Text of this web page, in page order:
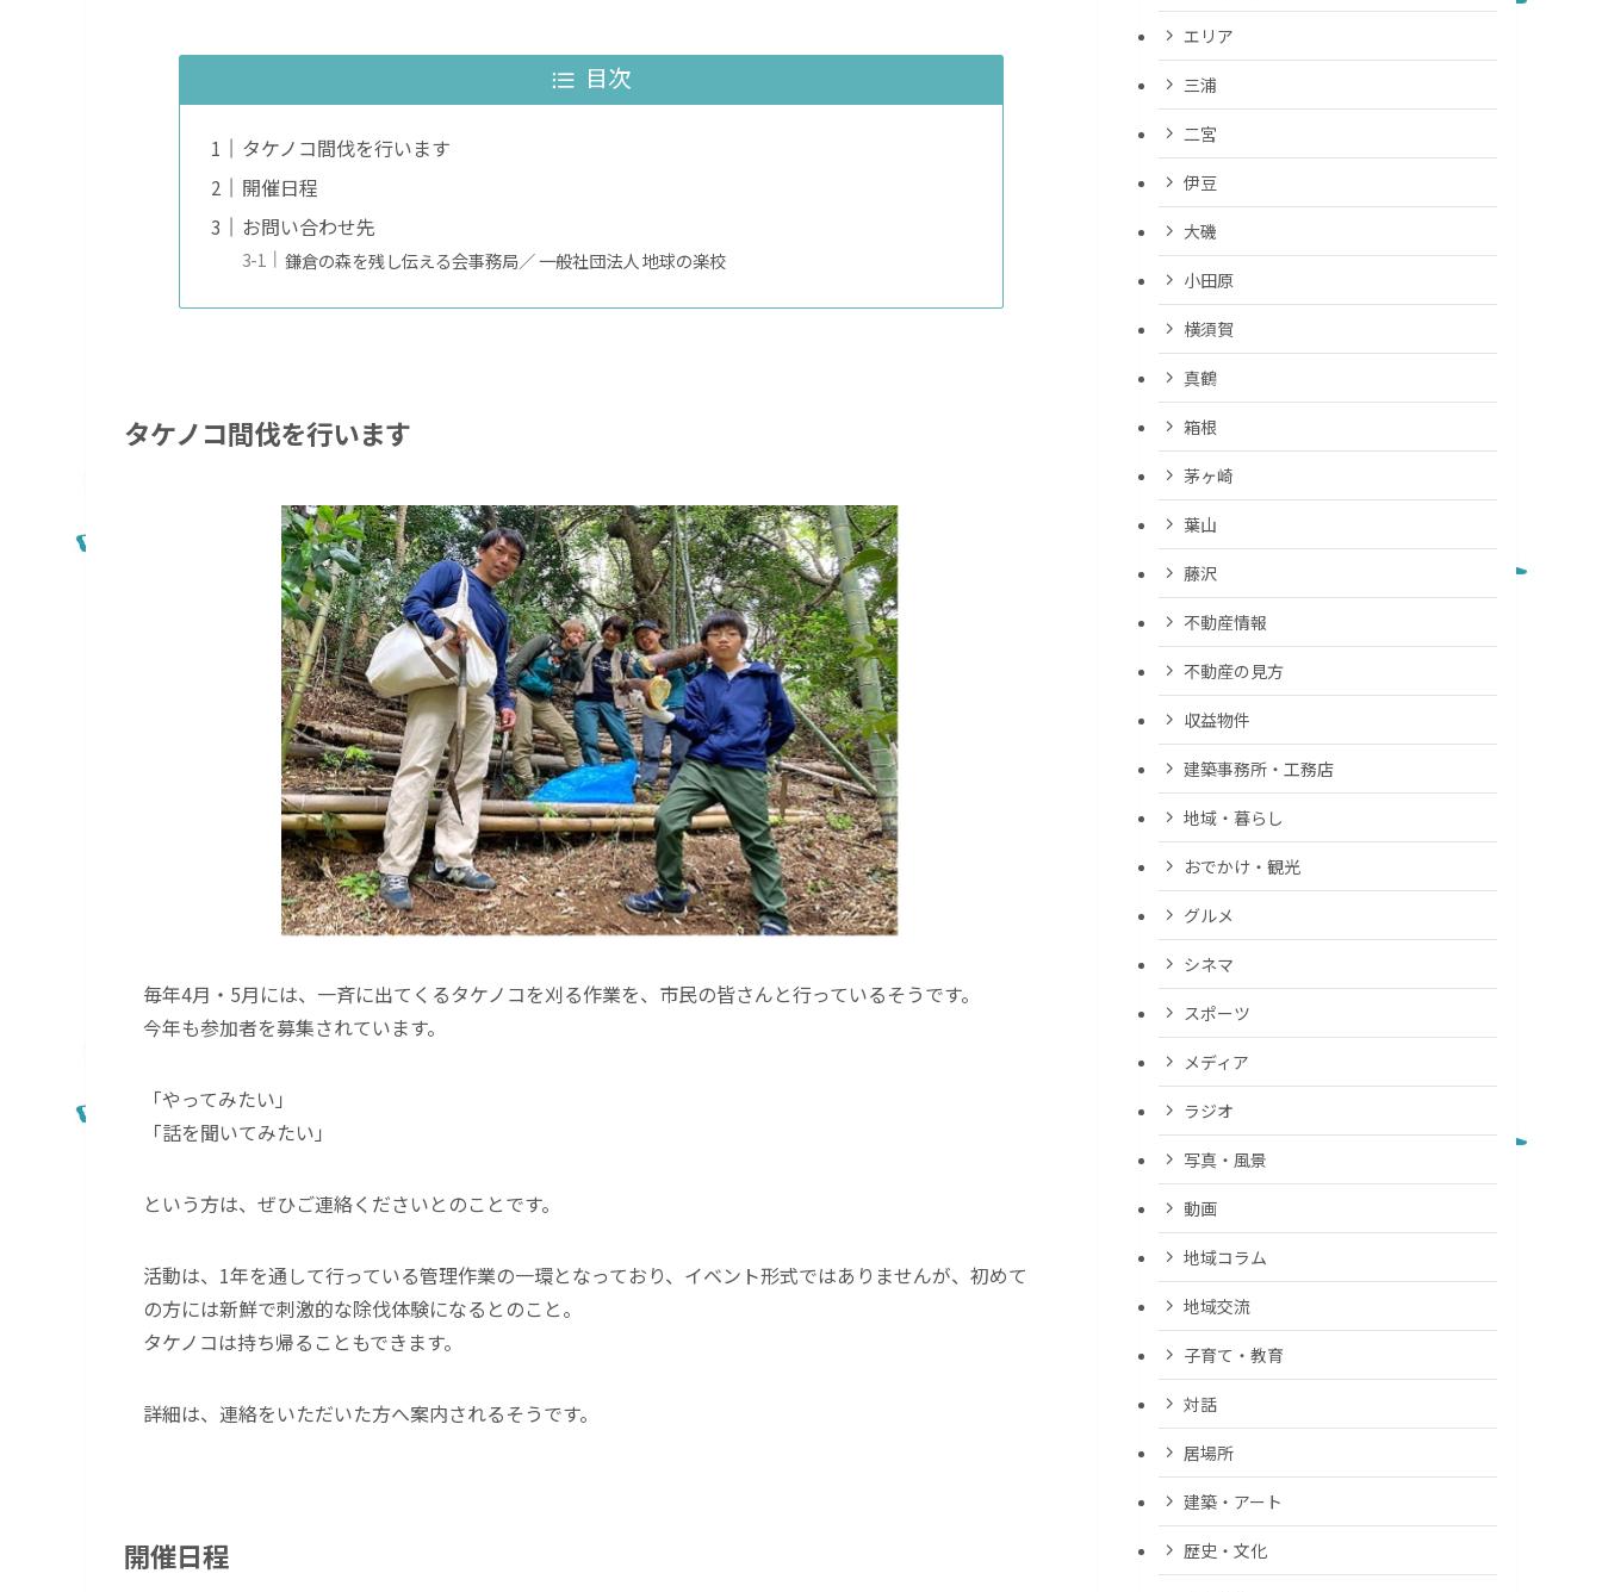
目次
タケノコ間伐を行います
開催日程
お問い合わせ先
鎌倉の森を残し伝える会事務局／ 一般社団法人 地球の楽校
タケノコ間伐を行います
毎年4月・5月には、一斉に出てくるタケノコを刈る作業を、市民の皆さんと行っているそうです。
今年も参加者を募集されています。
「やってみたい」
「話を聞いてみたい」
という方は、ぜひご連絡くださいとのことです。
活動は、1年を通して行っている管理作業の一環となっており、イベント形式ではありませんが、初めて
の方には新鮮で刺激的な除伐体験になるとのこと。
タケノコは持ち帰ることもできます。
詳細は、連絡をいただいた方へ案内されるそうです。
開催日程
エリア
三浦
二宮
伊豆
大磯
小田原
横須賀
真鶴
箱根
茅ヶ崎
葉山
藤沢
不動産情報
不動産の見方
収益物件
建築事務所・工務店
地域・暮らし
おでかけ・観光
グルメ
シネマ
スポーツ
メディア
ラジオ
写真・風景
動画
地域コラム
地域交流
子育て・教育
対話
居場所
建築・アート
歴史・文化